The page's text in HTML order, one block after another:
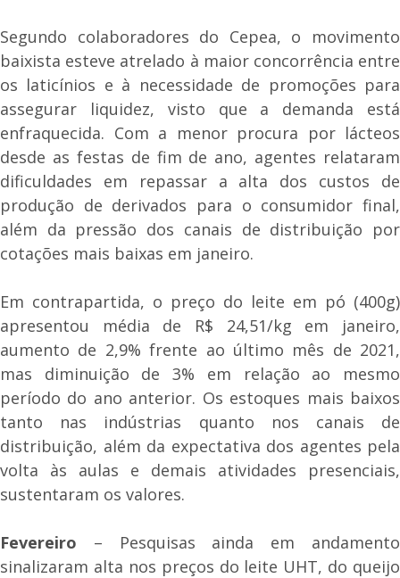
Segundo colaboradores do Cepea, o movimento
baixista esteve atrelado à maior concorrência entre
os laticínios e à necessidade de promoções para
assegurar liquidez, visto que a demanda está
enfraquecida. Com a menor procura por lácteos
desde as festas de fim de ano, agentes relataram
dificuldades em repassar a alta dos custos de
produção de derivados para o consumidor final,
além da pressão dos canais de distribuição por
cotações mais baixas em janeiro.
Em contrapartida, o preço do leite em pó (400g)
apresentou média de R$ 24,51/kg em janeiro,
aumento de 2,9% frente ao último mês de 2021,
mas diminuição de 3% em relação ao mesmo
período do ano anterior. Os estoques mais baixos
tanto nas indústrias quanto nos canais de
distribuição, além da expectativa dos agentes pela
volta às aulas e demais atividades presenciais,
sustentaram os valores.
Fevereiro – Pesquisas ainda em andamento
sinalizaram alta nos preços do leite UHT, do queijo